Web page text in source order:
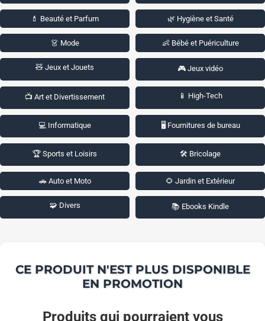
💄 Beauté et Parfum 🌿 Hygiène et Santé
👗 Mode 👶 Bébé et Puériculture
🧸 Jeux et Jouets 🎮 Jeux vidéo
📺 Art et Divertissement 📱 High-Tech
💻 Informatique 🖥️ Fournitures de bureau
🏆 Sports et Loisirs 🛠️ Bricolage
🚗 Auto et Moto 🌻 Jardin et Extérieur
🧩 Divers 📚 Ebooks Kindle
CE PRODUIT N'EST PLUS DISPONIBLE
EN PROMOTION
Produits qui pourraient vous